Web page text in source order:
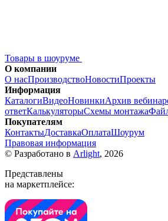
Товары в шоуруме
О компании
О насПроизводствоНовостиПроекты
Информация
КаталогиВидеоНовинкиАрхив
ответКалькуляторыСхемы монтажа
Покупателям
КонтактыДоставкаОплатаШоурум
Правовая информация
© Разработано в Arlight, 2026
Представлены
на маркетплейсе: